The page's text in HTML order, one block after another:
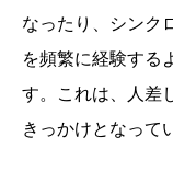
なったり、シンク
を頻繁に経験する
す。これは、人差
きっかけとなって